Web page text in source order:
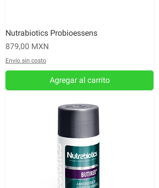
Nutrabiotics Probioessens
Precio
879,00 MXN
Envío sin costo
Agregar al carrito